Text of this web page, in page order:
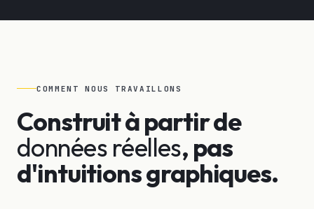
COMMENT NOUS TRAVAILLONS
Construit à partir de
données réelles, pas
d'intuitions graphiques.